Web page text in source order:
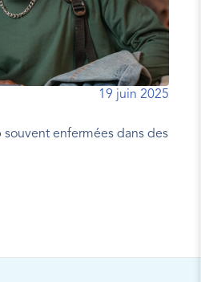
19 juin 2025
enfermées dans des